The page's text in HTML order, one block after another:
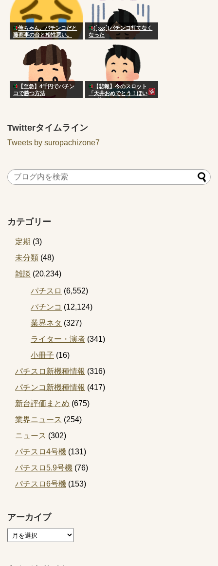
俺ちゃん、パチンコだと
藤商事の台と相性悪い。
(´;ω;`)パチンコ打てなく
なった
【至急】4千円でパチン
コで勝つ方法
【悲報】今のスロット
「天井おめでとう！ほい
200枚！w」
Twitterタイムライン
Tweets by suropachizone7
カテゴリー
定期 (3)
未分類 (48)
雑談 (20,234)
パチスロ (6,552)
パチンコ (12,124)
業界ネタ (327)
ライター・演者 (341)
小冊子 (16)
パチスロ新機種情報 (316)
パチンコ新機種情報 (417)
新台評価まとめ (675)
業界ニュース (254)
ニュース (302)
パチスロ4号機 (131)
パチスロ5.9号機 (76)
パチスロ6号機 (153)
アーカイブ